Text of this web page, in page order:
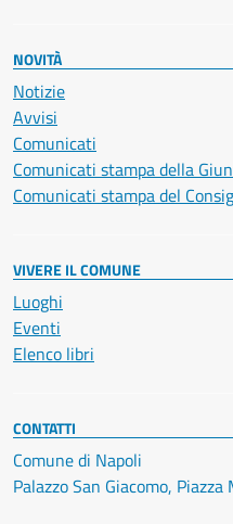
NOVITÀ
Notizie
Avvisi
Comunicati
Comunicati stampa della
Comunicati stampa del
VIVERE IL COMUNE
Luoghi
Eventi
Elenco libri
CONTATTI
Comune di Napoli
Palazzo San Giacomo,